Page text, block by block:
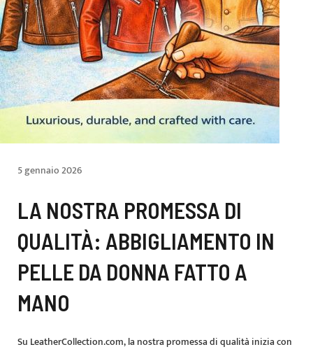
5 gennaio 2026
LA NOSTRA PROMESSA DI
QUALITÀ: ABBIGLIAMENTO IN
PELLE DA DONNA FATTO A
MANO
Su LeatherCollection.com, la nostra promessa di qualità inizia con